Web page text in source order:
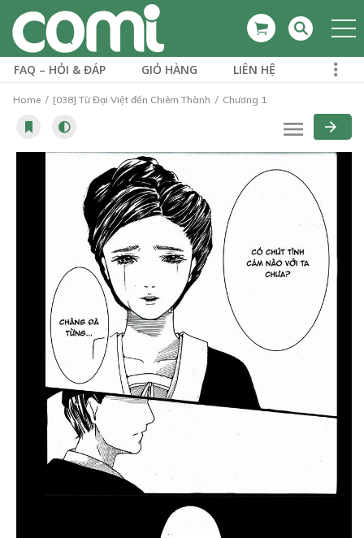
FAQ – HỎI & ĐÁP GIỎ HÀNG LIÊN HỆ
Home [038] Từ Đại Việt đến Chiêm Thành Chương 1